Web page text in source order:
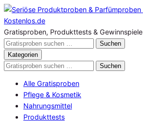
Zum
Inhalt
springen
Gratisproben, Produkttests & Gewinnspiele
Gratisproben
durchsuchen
Suchen
Kategorien
Gratisproben
Suchen
Alle Gratisproben
Pflege & Kosmetik
Nahrungsmittel
Produkttests